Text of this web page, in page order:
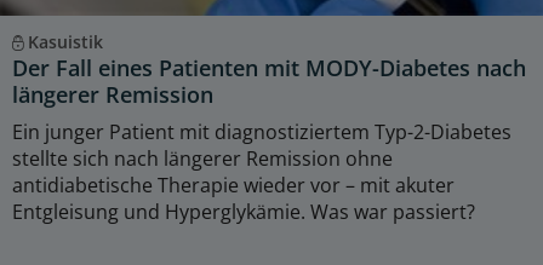
Kasuistik
Der Fall eines Patienten mit MODY-Diabetes nach
längerer Remission
Ein junger Patient mit diagnostiziertem Typ-2-Diabetes
stellte sich nach längerer Remission ohne
antidiabetische Therapie wieder vor – mit akuter
Entgleisung und Hyperglykämie. Was war passiert?